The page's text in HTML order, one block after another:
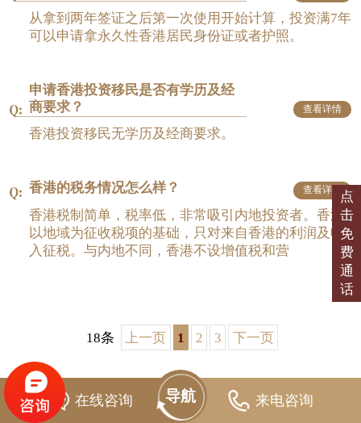
从拿到两年签证之后第一次使用开始计算，投资满7年
可以申请拿永久性香港居民身份证或者护照。
申请香港投资移民是否有学历及经
商要求？
查看详情
香港投资移民无学历及经商要求。
香港的税务情况怎么样？ 查看详情
香港税制简单，税率低，非常吸引内地投资者。香港
以地域为征收税项的基础，只对来自香港的利润及收
入征税。与内地不同，香港不设增值税和营
18条 上一页 1 2 3 下一页
在线咨询 来电咨询
导航
永铭首页
Home
品牌介绍 经典项目 联系我们
点
击
免
费
通
话